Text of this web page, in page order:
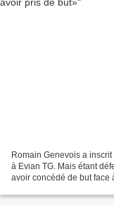
Romain Genevois a
à Evian TG. Mais étant
avoir concédé de but face